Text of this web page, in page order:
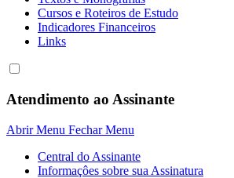
Cursos e Roteiros de Estudo
Indicadores Financeiros
Links
Atendimento ao Assinante
Abrir Menu Fechar Menu
Central do Assinante
Informaçôes sobre sua Assinatura